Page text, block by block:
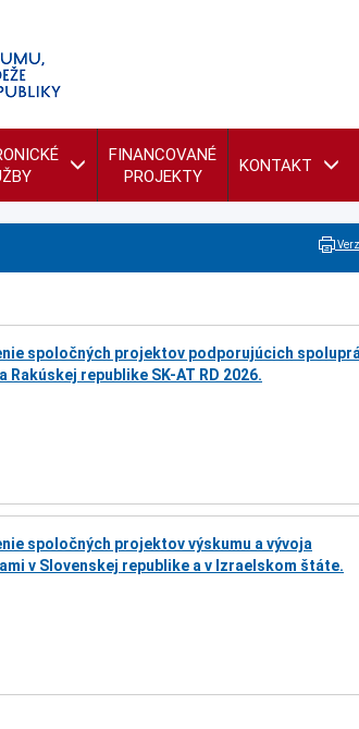
FINANCOVANÉ
PROJEKTY
KONTAKT
spoločných projektov podporujúcich
republike SK-AT RD 2026.
spoločných projektov výskumu a vývoja
v Slovenskej republike a v Izraelskom štáte.